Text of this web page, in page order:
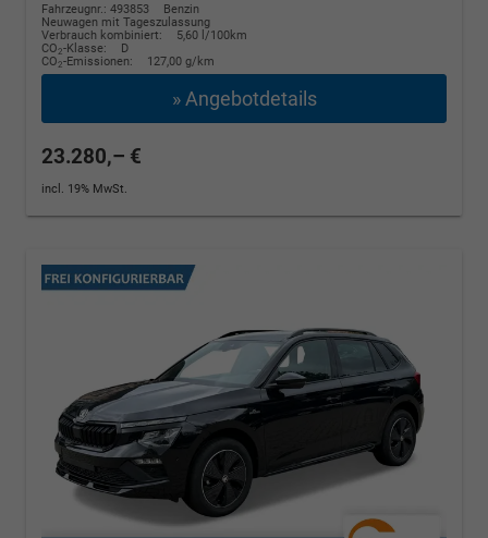
Fahrzeugnr.: 493853
Benzin
Neuwagen mit Tageszulassung
Verbrauch kombiniert:
5,60 l/100km
CO2-Klasse:
D
CO2-Emissionen: 127,00 g/km
» Angebotdetails
23.280,– €
incl. 19% MwSt.